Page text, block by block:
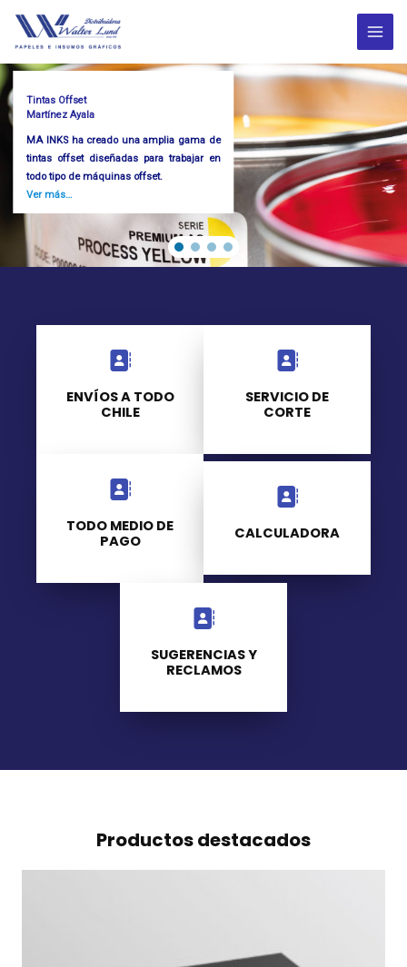
contenido
Tintas Offset
Martínez Ayala
MA INKS ha creado una amplia gama de
tintas offset diseñadas para trabajar en
todo tipo de máquinas offset.
Ver más…
Papel Fotocopia
Excellent Copy
El papel fotocopia multiuso es perfecto
para oficinas, centros escolares e
impresiones en el hogar.
Ver más…
ENVÍOS A TODO
CHILE
SERVICIO DE
CORTE
TODO MEDIO DE
PAGO
CALCULADORA
SUGERENCIAS Y
RECLAMOS
Productos destacados